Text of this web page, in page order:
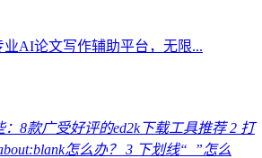
AI论文写作辅助平台，无限...
：8款广受好评的ed2k下载工具推荐 2 打
怎么办？ 3 下划线“_”怎么